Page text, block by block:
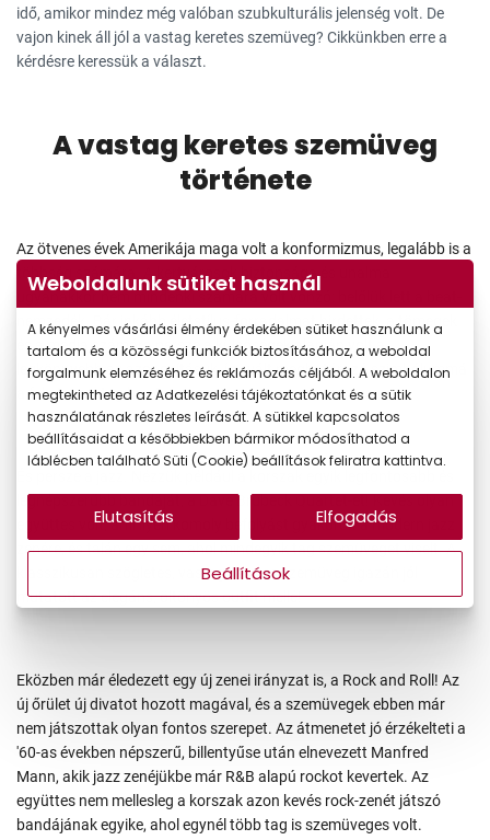
idő, amikor mindez még valóban szubkulturális jelenség volt. De
vajon kinek áll jól a vastag keretes szemüveg? Cikkünkben erre a
kérdésre keressük a választ.
A vastag keretes szemüveg
története
Az ötvenes évek Amerikája maga volt a konformizmus, legalább is a
többség számára. A kertvárosok biztonsága és unalma
nemzedék. Bár inkább életstílus-forradalmat hirdettek, a tömegek
és a média számára persze a külsőségek alapján volt a
legkönnyebb az azonosításuk, így vált meghatározó szimbólummá
a fekete, vastag keretes szemüveg is.
legnépszerűbb bandáját, a Dave Brubeck Quartet-et! Kevés olyan
együttes volt, ami ilyen komoly befolyást gyakorolt a modern jazz
zenére, és talán egy sem, ahol mindegyik tag szemüveget viselt. A
klasszikusan szögletes, vastag keretes szemüveg igazán jól
mutatott az elegáns, öltönyös outfit mellé!
Eközben már éledezett egy új zenei irányzat is, a Rock and Roll! Az
új őrület új divatot hozott magával, és a szemüvegek ebben már
nem játszottak olyan fontos szerepet. Az átmenetet jó érzékelteti a
'60-as években népszerű, billentyűse után elnevezett Manfred
Mann, akik jazz zenéjükbe már R&B alapú rockot kevertek. Az
együttes nem mellesleg a korszak azon kevés rock-zenét játszó
bandájának egyike, ahol egynél több tag is szemüveges volt.
Weboldalunk sütiket használ
A kényelmes vásárlási élmény érdekében sütiket használunk a
tartalom és a közösségi funkciók biztosításához, a weboldal
forgalmunk elemzéséhez és reklámozás céljából. A weboldalon
megtekintheted az Adatkezelési tájékoztatónkat és a sütik
használatának részletes leírását. A sütikkel kapcsolatos
beállításaidat a későbbiekben bármikor módosíthatod a
láblécben található Süti (Cookie) beállítások feliratra kattintva.
Beállítások
Elutasítás Elfogadás